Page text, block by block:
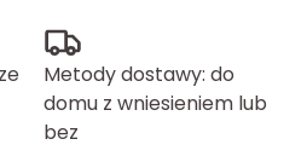
Metody dostawy: do
domu z wniesieniem lub
bez